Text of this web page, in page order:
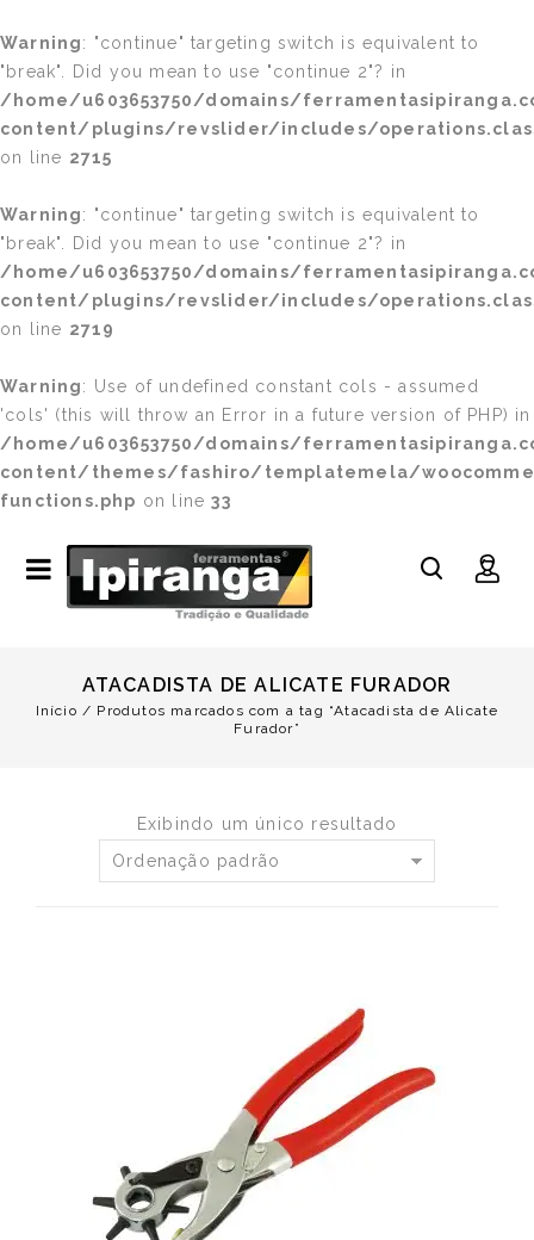
Warning: "continue" targeting switch is equivalent to
"break". Did you mean to use "continue 2"? in
/home/u603653750/domains/
content/plugins/revslider/includes/
on line 2715
Warning: "continue" targeting switch is equivalent to
"break". Did you mean to use "continue 2"? in
/home/u603653750/domains/
content/plugins/revslider/includes/
on line 2719
Warning: Use of undefined constant cols - assumed
'cols' (this will throw an Error in a future version of PHP) in
/home/u603653750/domains/
content/themes/fashiro/templatemela/
functions.php on line33
ATACADISTA DE ALICATE FURADOR
Início / Produtos marcados com a tag “Atacadista de Alicate
Furador”
Exibindo um único resultado
Ordenação padrão